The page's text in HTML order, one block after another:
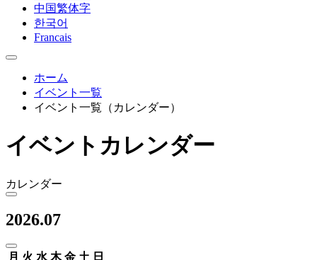
中国繁体字
한국어
Francais
ホーム
イベント一覧
イベント一覧（カレンダー）
イベントカレンダー
カレンダー
2026.07
月 火 水 木 金 土 日